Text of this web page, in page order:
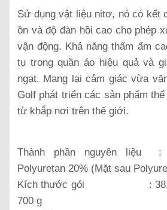
Sử dụng vật liệu nitơ, nó có kết
ồn và độ đàn hồi cao cho phép
vận động. Khả năng thấm ẩm
tụ trong quần áo hiệu quả và
ngạt. Mang lại cảm giác vừa
Golf phát triển các sản phẩm
từ khắp nơi trên thế giới.
Thành phần nguyên liệu
Polyuretan 20% (Mặt sau
Kích thước gói : 38,2 x
700 g